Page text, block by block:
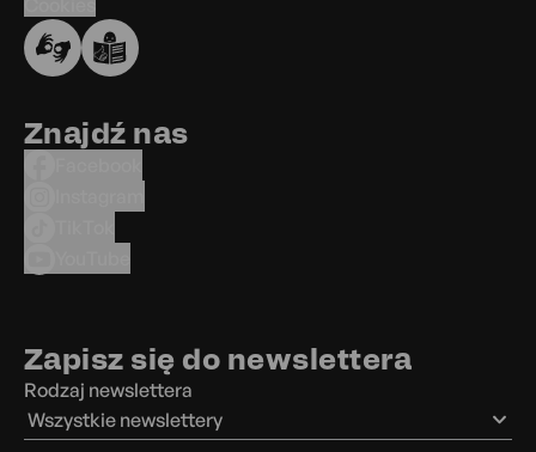
Znajdź nas
Zapisz się do newslettera
Rodzaj newslettera
Wszystkie newslettery